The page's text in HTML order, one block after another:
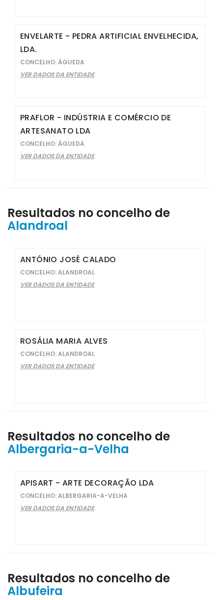
ENVELARTE - PEDRA ARTIFICIAL ENVELHECIDA,
LDA.
CONCELHO: ÁGUEDA
VER DADOS DA ENTIDADE
PRAFLOR - INDÚSTRIA E COMÉRCIO DE
ARTESANATO LDA
CONCELHO: ÁGUEDA
VER DADOS DA ENTIDADE
Resultados no concelho de
Alandroal
ANTÓNIO JOSÉ CALADO
CONCELHO: ALANDROAL
VER DADOS DA ENTIDADE
ROSÁLIA MARIA ALVES
CONCELHO: ALANDROAL
VER DADOS DA ENTIDADE
Resultados no concelho de
Albergaria-a-Velha
APISART - ARTE DECORAÇÃO LDA
CONCELHO: ALBERGARIA-A-VELHA
VER DADOS DA ENTIDADE
Resultados no concelho de
Albufeira